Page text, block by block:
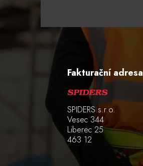
Fakturační adresa
SPIDERS s.r.o.
Vesec 344
Liberec 25
463 12